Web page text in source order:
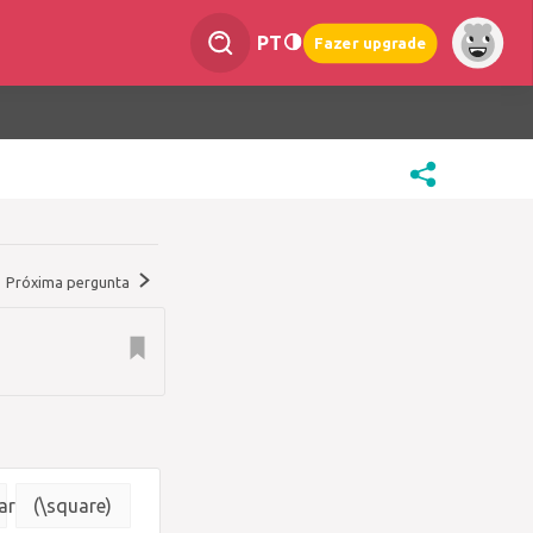
PT Fazer upgrade
Próxima pergunta
(\square)